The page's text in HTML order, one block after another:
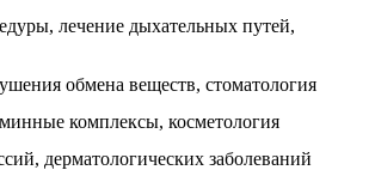
лечение дыхательных путей,
обмена веществ, стоматология
комплексы, косметология
дерматологических заболеваний